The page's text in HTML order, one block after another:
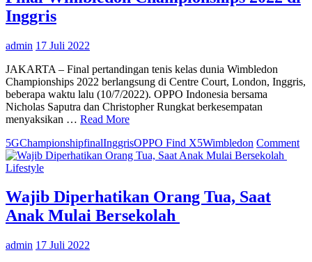
Inggris
admin 17 Juli 2022
JAKARTA – Final pertandingan tenis kelas dunia Wimbledon
Championships 2022 berlangsung di Centre Court, London, Inggris,
beberapa waktu lalu (10/7/2022). OPPO Indonesia bersama
Nicholas Saputra dan Christopher Rungkat berkesempatan
menyaksikan … Read More
5GChampionshipfinalInggrisOPPO Find X5Wimbledon Commenton
Lifestyle
Wajib Diperhatikan Orang Tua, Saat
Anak Mulai Bersekolah
admin 17 Juli 2022